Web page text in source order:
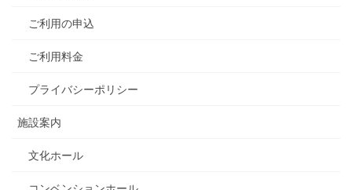
ご利用の申込
ご利用料金
プライバシーポリシー
施設案内
文化ホール